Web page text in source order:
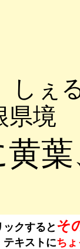
しぇ
県境
クするとそ
テキストにち